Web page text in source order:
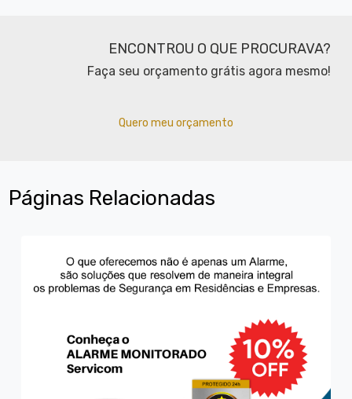
ENCONTROU O QUE PROCURAVA?
Faça seu orçamento grátis agora mesmo!
Quero meu orçamento
Páginas Relacionadas